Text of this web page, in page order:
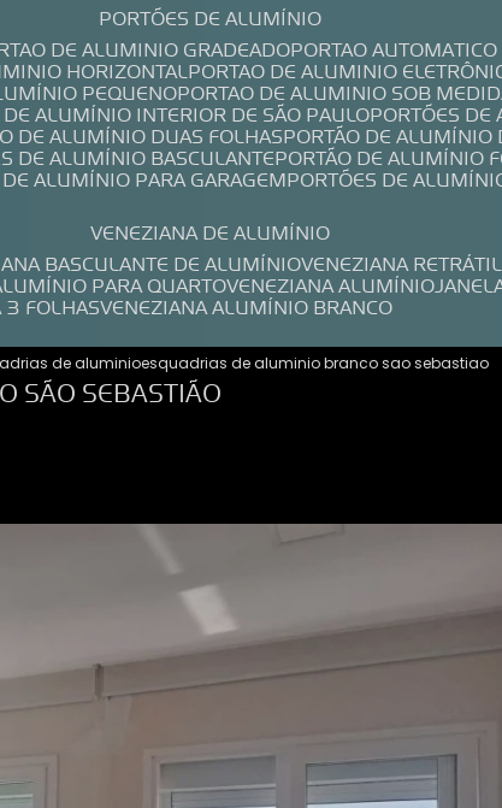
PORTÕES DE ALUMÍNIO
DE ALUMINIO GRADEADO PORTAO
HORIZONTAL PORTAO DE ALUMINIO
PEQUENO PORTAO DE ALUMINIO SOB
DE ALUMÍNIO INTERIOR DE SÃO PAULO PORTÕES
DE ALUMÍNIO DUAS FOLHAS PORTÃO DE
DE ALUMÍNIO BASCULANTE PORTÃO DE ALUMÍNIO
DE ALUMÍNIO PARA GARAGEM PORTÕES DE
VENEZIANA DE ALUMÍNIO
BASCULANTE DE ALUMÍNIO VENEZIANA RETRÁTIL
PARA QUARTO VENEZIANA ALUMÍNIO
3 FOLHAS VENEZIANA ALUMÍNIO BRANCO
de aluminioesquadrias de aluminio branco sao sebastiao
SÃO SEBASTIÃO